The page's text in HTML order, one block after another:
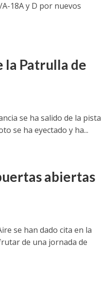
18A y D por nuevos
la Patrulla de
se ha salido de la pista
se ha eyectado y ha...
abiertas
se han dado cita en la
de una jornada de